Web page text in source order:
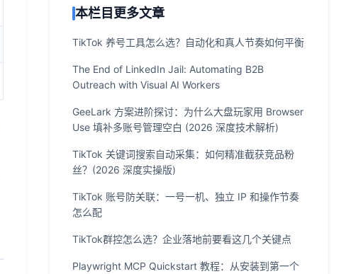
本栏目更多文章
TikTok 养号工具怎么选？自动化和真人节奏如何平衡
The End of LinkedIn Jail: Automating B2B
Outreach with Visual AI Workers
GeeLark 方案进阶探讨：为什么大盘玩家用 Browser
Use 填补多账号管理空白 (2026 深度技术解析)
TikTok 关键词搜索自动采集：如何精准截获竞品粉
丝？(2026 深度实操版)
TikTok 账号防关联：一号一机、独立 IP 和操作节奏
怎么配
TikTok群控怎么选？企业落地前要看这几个关键点
Playwright MCP Quickstart 教程：从安装到第一个